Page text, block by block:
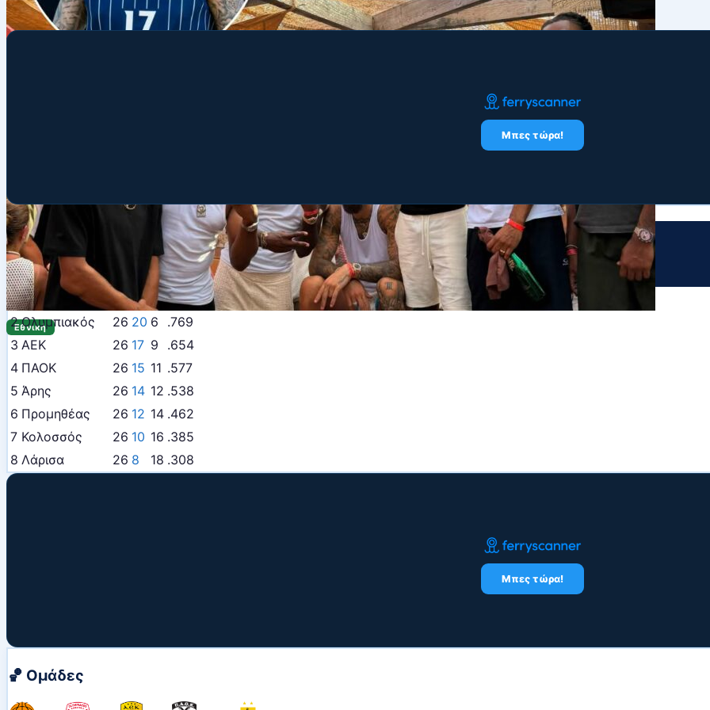
Εθνική
Μπες τώρα!
🏆 Basket League
Αγ. Νίκες Ήττες %
1 Παναθηναϊκός 26 22 4 .846
2 Ολυμπιακός 26 20 6
.769
3 ΑΕΚ 26 17 9
.654
4 ΠΑΟΚ 26 15 11 .577
5 Άρης 26 14 12 .538
6 Προμηθέας 26 12 14 .462
7 Κολοσσός 26 10 16 .385
8 Λάρισα 26 8 18 .308
Μπες τώρα!
🏀 Ομάδες